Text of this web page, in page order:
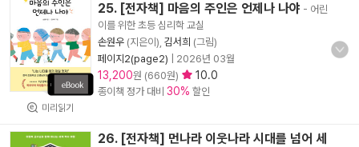
미리읽기
25. [전자책] 마음의 주인은 언제나 나야 - 어린
이를 위한 초등 심리학 교실
손원우 (지은이), 김서희 (그림)
페이지2(page2)
2026년 03월
13,200원 (660원) 10.0
종이책 정가 대비 30% 할인
26. [전자책] 먼나라 이웃나라 시대를 넘어 세